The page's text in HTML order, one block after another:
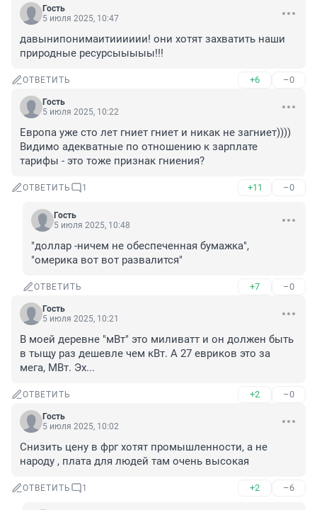
Гость
5 июля 2025, 10:47
давынипонимаитииииии! они хотят захватить наши
природные ресурсыыыыы!!!
ОТВЕТИТЬ +6 –0
Гость
5 июля 2025, 10:22
Европа уже сто лет гниет гниет и никак не загниет))))
Видимо адекватные по отношению к зарплате
тарифы - это тоже признак гниения?
ОТВЕТИТЬ 1 +11 –0
Гость
5 июля 2025, 10:48
"доллар -ничем не обеспеченная бумажка",
"омерика вот вот развалится"
ОТВЕТИТЬ +7 –0
Гость
5 июля 2025, 10:21
В моей деревне "мВт" это миливатт и он должен быть
в тыщу раз дешевле чем кВт. А 27 евриков это за
мега, МВт. Эх...
ОТВЕТИТЬ +2 –0
Гость
5 июля 2025, 10:02
Снизить цену в фрг хотят промышленности, а не
народу , плата для людей там очень высокая
ОТВЕТИТЬ 1 +2 –6